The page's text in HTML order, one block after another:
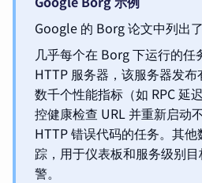
Google 的 Borg 论文中列出
几乎每个在 Borg 下运行的任
HTTP 服务器，该服务器发
数千个性能指标（如 RPC 延
控健康检查 URL 并重新启动
HTTP 错误代码的任务。其
踪，用于仪表板和服务级别目
警。